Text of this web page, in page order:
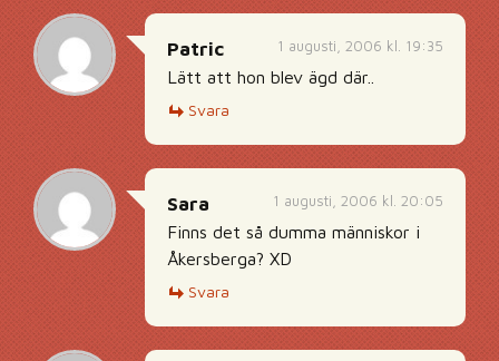
1 augusti, 2006 kl. 19:35
Patric
Lätt att hon blev ägd där..
Svara
1 augusti, 2006 kl. 20:05
Sara
Finns det så dumma människor i
Åkersberga? XD
Svara